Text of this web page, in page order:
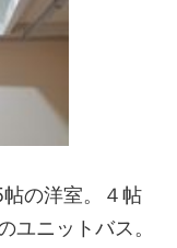
の洋室。４帖
ユニットバス。